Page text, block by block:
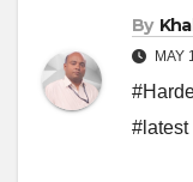
By
MAY
#latest